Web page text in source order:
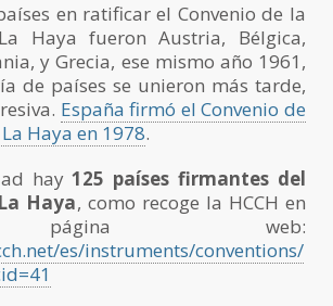
en ratificar el Convenio de la
Haya fueron Austria, Bélgica,
y Grecia, ese mismo año 1961,
de países se unieron más tarde,
España firmó el Convenio de
Haya en 1978.
hay125 países firmantes del
Haya, como recoge la HCCH en
web:
es/instruments/conventions/